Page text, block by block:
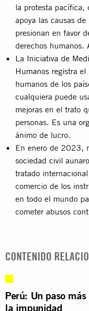
la protesta pacífica,
apoya las causas
presionan en favor
derechos humanos.
La Iniciativa de
Humanos registra el
humanos de los
cualquiera puede
mejoras en el trato
personas. Es una
ánimo de lucro.
En enero de 2023,
sociedad civil
tratado
comercio de los
en todo el mundo
cometer abusos
CONTENIDO
Perú: Un paso
la impunidad